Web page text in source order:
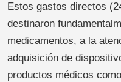
Estos gastos directos
destinaron
medicamentos, a la
adquisición de
productos médicos